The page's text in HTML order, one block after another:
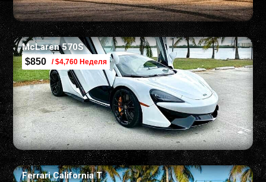
McLaren 570S
$850 / $4,760 Неделя
Ferrari California T